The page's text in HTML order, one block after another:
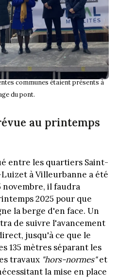
communes étaient présents à
du pont.
au printemps
entre les quartiers Saint-
à Villeurbanne a été
novembre, il faudra
2025 pour que
la berge d'en face. Un
de suivre l'avancement
jusqu'à ce que le
135 mètres séparant les
travaux "hors-normes"et
la mise en place